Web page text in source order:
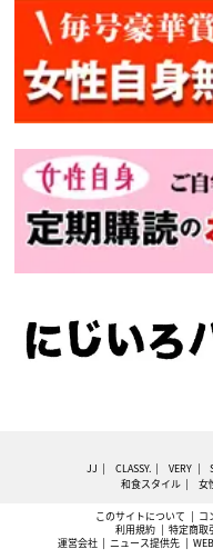
JJ CLASSY. VERY
和食スタイル
女
このサイトについて コ
利用規約
特定商取
運営会社
ニュース提供先